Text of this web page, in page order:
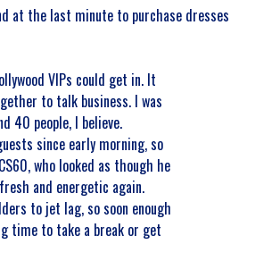
at the last minute to purchase dresses
VIPs could get in. It
to talk business. I was
40 people, I believe.
since early morning, so
who looked as though he
and energetic again.
to jet lag, so soon enough
time to take a break or get